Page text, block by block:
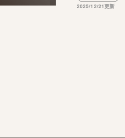
2025/12/21更新